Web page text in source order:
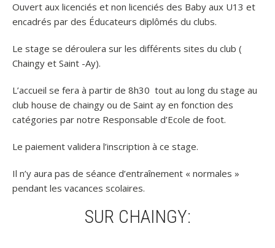
Ouvert aux licenciés et non licenciés des Baby aux U13 et
encadrés par des Éducateurs diplômés du clubs.
Le stage se déroulera sur les différents sites du club (
Chaingy et Saint -Ay).
L’accueil se fera à partir de 8h30 tout au long du stage au
club house de chaingy ou de Saint ay en fonction des
catégories par notre Responsable d’Ecole de foot.
Le paiement validera l’inscription à ce stage.
Il n’y aura pas de séance d’entraînement « normales »
pendant les vacances scolaires.
SUR CHAINGY: